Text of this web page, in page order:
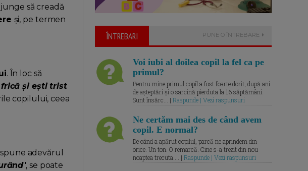
să creadă
și, pe termen
. În loc să
și ești trist
copilului, ceea
adevărul
", se poate
ÎNTREBARI PUNE O ÎNTREBARE
Voi iubi al doilea copil la fel ca pe
primul?
Pentru mine primul copil a fost foarte dorit, după ani
de așteptări și o sarcină pierduta la 16 săptămâni.
Sunt însărc... | Raspunde | Vezi raspunsuri
Ne certăm mai des de când avem
copil. E normal?
De când a apărut copilul, parcă ne aprindem din
orice. Un ton. O remarcă. Cine s-a trezit din nou
noaptea trecuta.... | Raspunde | Vezi raspunsuri